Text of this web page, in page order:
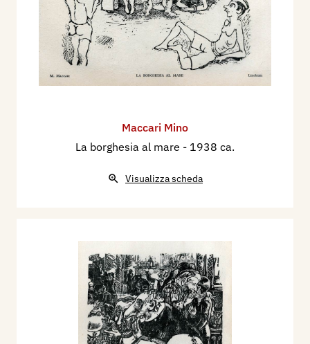
Maccari Mino
La borghesia al mare - 1938 ca.
Visualizza scheda